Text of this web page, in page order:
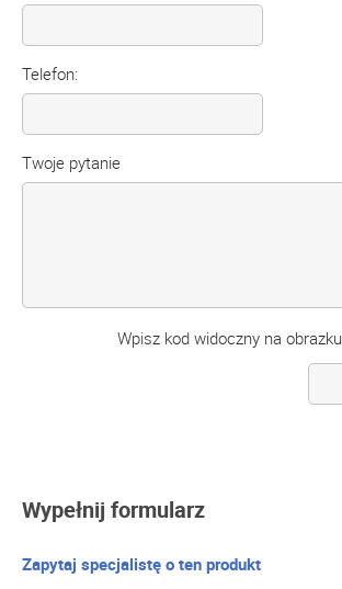
Telefon:
Twoje pytanie
Wpisz kod widoczny na obrazku
Wypełnij formularz
Zapytaj specjalistę o ten produkt